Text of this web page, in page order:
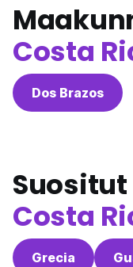
Costa
Dos Brazos
Costa
Grecia